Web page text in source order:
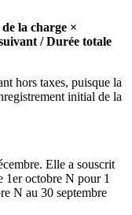
la charge ×
/ Durée totale
hors taxes, puisque la
initial de la
Elle a souscrit
1er octobre N pour 1
N au 30 septembre